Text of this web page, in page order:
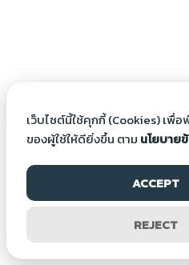
เว็บไซต์นี้ใช้คุกกี้ (Cookies) เ
ของผู้ใช้ให้ดียิ่งขึ้น ตาม นโยบาย
ACCEPT
REJECT